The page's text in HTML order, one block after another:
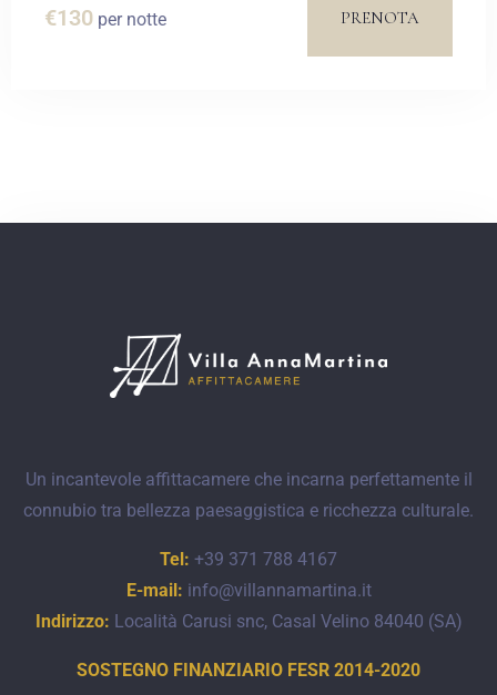
€130 per notte PRENOTA
Un incantevole affittacamere che incarna perfettamente il
connubio tra bellezza paesaggistica e ricchezza culturale.
Tel: +39 371 788 4167
E-mail: info@villannamartina.it
Indirizzo: Località Carusi snc, Casal Velino 84040 (SA)
SOSTEGNO FINANZIARIO FESR 2014-2020